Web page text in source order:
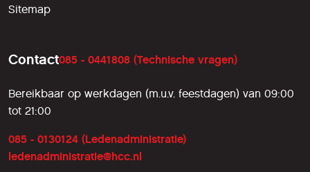
Sitemap
Contact085 - 0441808 (Technische vragen)
Bereikbaar op werkdagen (m.u.v. feestdagen) van 09:00
tot 21:00
085 - 0130124 (Ledenadministratie)
ledenadministratie@hcc.nl